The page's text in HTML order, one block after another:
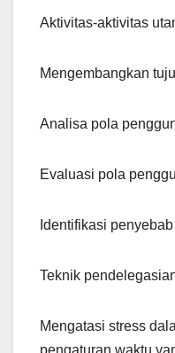
Aktivitas-aktivitas
Mengembangkan
Analisa pola
Evaluasi pola
Identifikasi
Teknik
Mengatasi stress
pengaturan waktu